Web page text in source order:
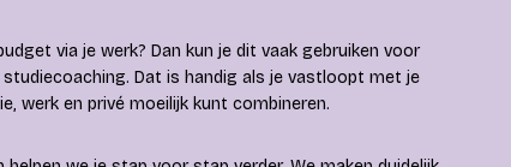
via je werk? Dan kun je dit vaak gebruiken voor
Dat is handig als je vastloopt met je
werk en privé moeilijk kunt combineren.